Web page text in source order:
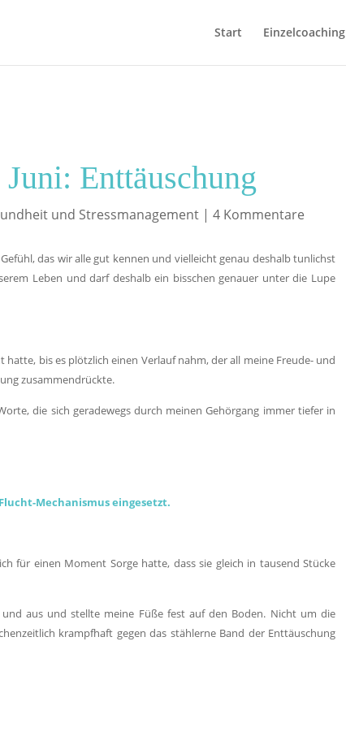
Start Einzelcoaching
Enttäuschung
und Stressmanagement |4 Kommentare
das wir alle gut kennen und vielleicht genau deshalb tunlichst
Leben und darf deshalb ein bisschen genauer unter die Lupe
bis es plötzlich einen Verlauf nahm, der all meine Freude- und
zusammendrückte.
die sich geradewegs durch meinen Gehörgang immer tiefer in
Mechanismus eingesetzt.
für einen Moment Sorge hatte, dass sie gleich in tausend Stücke
aus und stellte meine Füße fest auf den Boden. Nicht um die
krampfhaft gegen das stählerne Band der Enttäuschung